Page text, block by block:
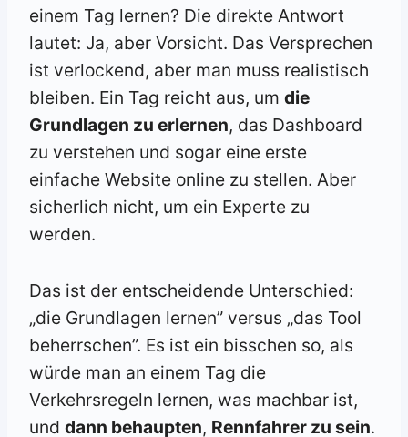
einem Tag lernen? Die direkte Antwort
lautet: Ja, aber Vorsicht. Das Versprechen
ist verlockend, aber man muss realistisch
bleiben. Ein Tag reicht aus, um die
Grundlagen zu erlernen, das Dashboard
zu verstehen und sogar eine erste
einfache Website online zu stellen. Aber
sicherlich nicht, um ein Experte zu
werden.
Das ist der entscheidende Unterschied:
„die Grundlagen lernen” versus „das Tool
beherrschen”. Es ist ein bisschen so, als
würde man an einem Tag die
Verkehrsregeln lernen, was machbar ist,
und dann behaupten, Rennfahrer zu sein.